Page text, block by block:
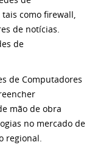
como firewall,
de notícias.
de
de Computadores
mão de obra
no mercado de
regional.